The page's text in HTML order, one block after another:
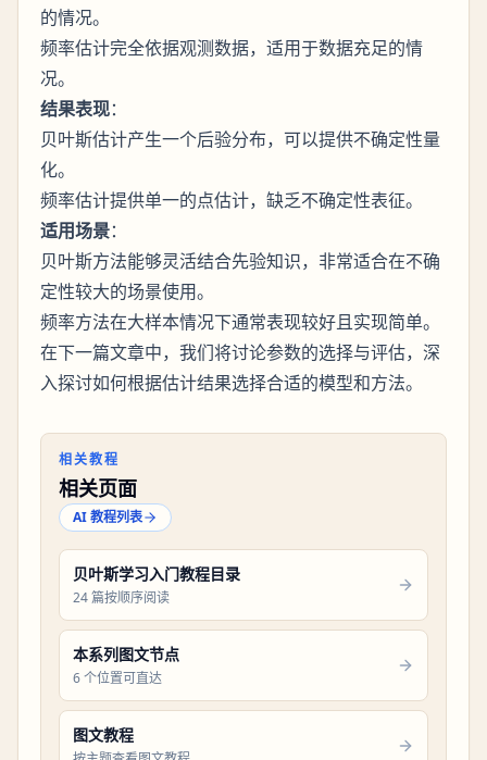
的情况。
频率估计完全依据观测数据，适用于数据充足的情
况。
结果表现：
贝叶斯估计产生一个后验分布，可以提供不确定性量
化。
频率估计提供单一的点估计，缺乏不确定性表征。
适用场景：
贝叶斯方法能够灵活结合先验知识，非常适合在不确
定性较大的场景使用。
频率方法在大样本情况下通常表现较好且实现简单。
在下一篇文章中，我们将讨论参数的选择与评估，深
入探讨如何根据估计结果选择合适的模型和方法。
相关教程
相关页面
AI 教程列表
贝叶斯学习入门教程目录
24 篇按顺序阅读
本系列图文节点
6 个位置可直达
图文教程